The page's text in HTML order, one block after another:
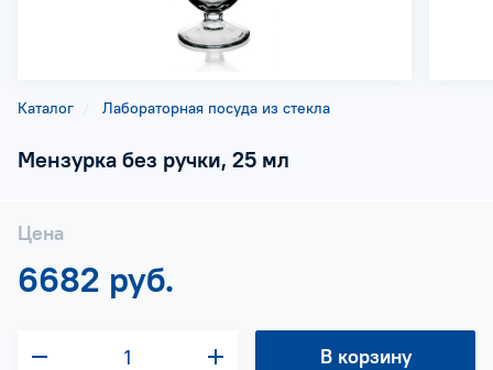
Каталог Лабораторная посуда из стекла
Мензурка без ручки, 25 мл
Цена
6682 руб.
В корзину